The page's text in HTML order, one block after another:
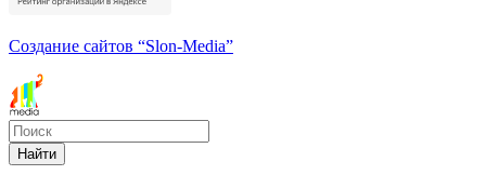
Создание сайтов “Slon-Media”
Найти